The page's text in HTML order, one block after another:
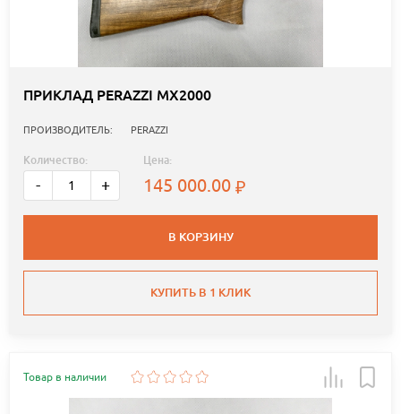
ПРИКЛАД PERAZZI MX2000
ПРОИЗВОДИТЕЛЬ: PERAZZI
Количество:
- +
Цена:
145 000.00
В КОРЗИНУ
КУПИТЬ В 1 КЛИК
Товар в наличии